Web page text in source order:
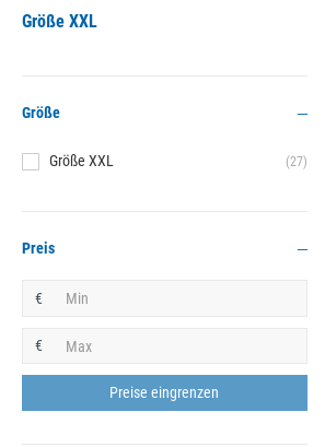
Größe XXL
Größe
Größe XXL (27)
Preis
€
€